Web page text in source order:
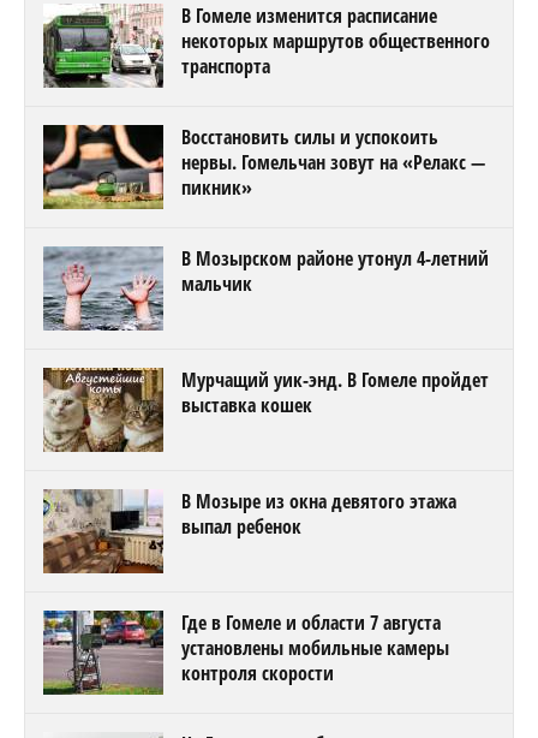
В Гомеле изменится расписание
некоторых маршрутов общественного
транспорта
Восстановить силы и успокоить
нервы. Гомельчан зовут на «Релакс —
пикник»
В Мозырском районе утонул 4-летний
мальчик
Мурчащий уик-энд. В Гомеле пройдет
выставка кошек
В Мозыре из окна девятого этажа
выпал ребенок
Где в Гомеле и области 7 августа
установлены мобильные камеры
контроля скорости